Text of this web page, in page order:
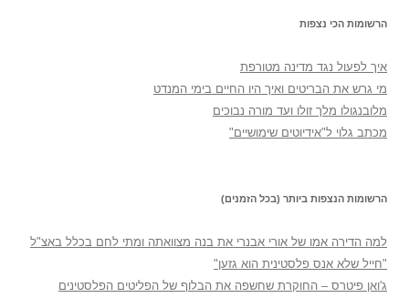
הרשומות הכי נצפות
איך לפעול נגד מדינה מטורפת
מי גרש את הבריטים ואיך היו החיים בימי המנדט
מלובנגולו מלך זולו ועד מורה נבוכים
מכתב גלוי ל"אידיוטים שימושיים"
הרשומות הנצפות ביותר (בכל הזמנים)
למה הדירה אמו של אורי אבנרי את בנה מצוואתה ומתי לחם בכלל באצ"ל
"חייל שלא אנס פלסטינית הוא גזען"
ג'ואן פיטרס – החוקרת שחשפה את הבלוף של הפליטים הפלסטינים